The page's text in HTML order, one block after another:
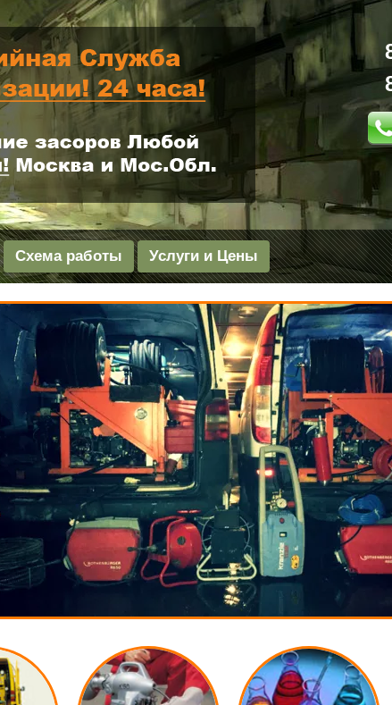
Схема работы Услуги и Цены